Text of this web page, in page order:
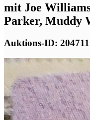
mit Joe
Parker, Muddy
Auktions-ID: 204711